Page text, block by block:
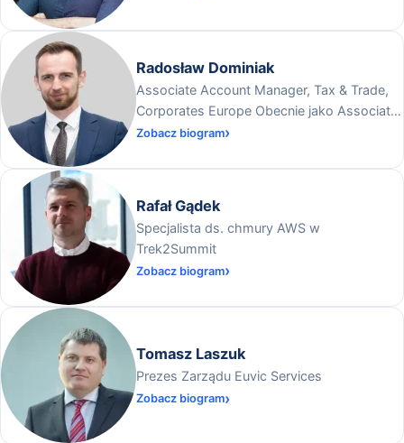
dziesiątki milionów użytkowników.
Radosław Dominiak
Associate Account Manager, Tax & Trade,
Corporates Europe Obecnie jako Associate
Account Manager w Pagero (należącego do
Zobacz biogram
Rafał Gądek
Specjalista ds. chmury AWS w
Trek2Summit
Zobacz biogram
Tomasz Laszuk
Prezes Zarządu Euvic Services
Zobacz biogram